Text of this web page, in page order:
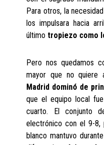
Para otros, la
los impulsara hacia
último tropiezo como
Pero nos quedamos
mayor que no quiere
Madrid dominó de
que el equipo local
cuarto. El conjunto
electrónico con el 9-8,
blanco mantuvo